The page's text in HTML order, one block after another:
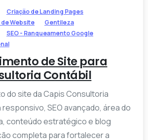
Criação de Landing Pages
Website
Gentileza
SEO - Ranqueamento Google
de Site para
Contábil
do site da Capis Consultoria
SEO avançado, área do
conteúdo estratégico e blog
completa para fortalecer a